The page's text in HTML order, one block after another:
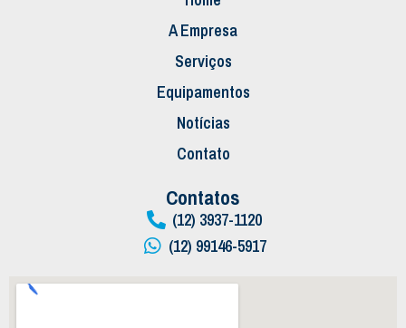
A Empresa
Serviços
Equipamentos
Notícias
Contato
Contatos
(12) 3937-1120
(12) 99146-5917